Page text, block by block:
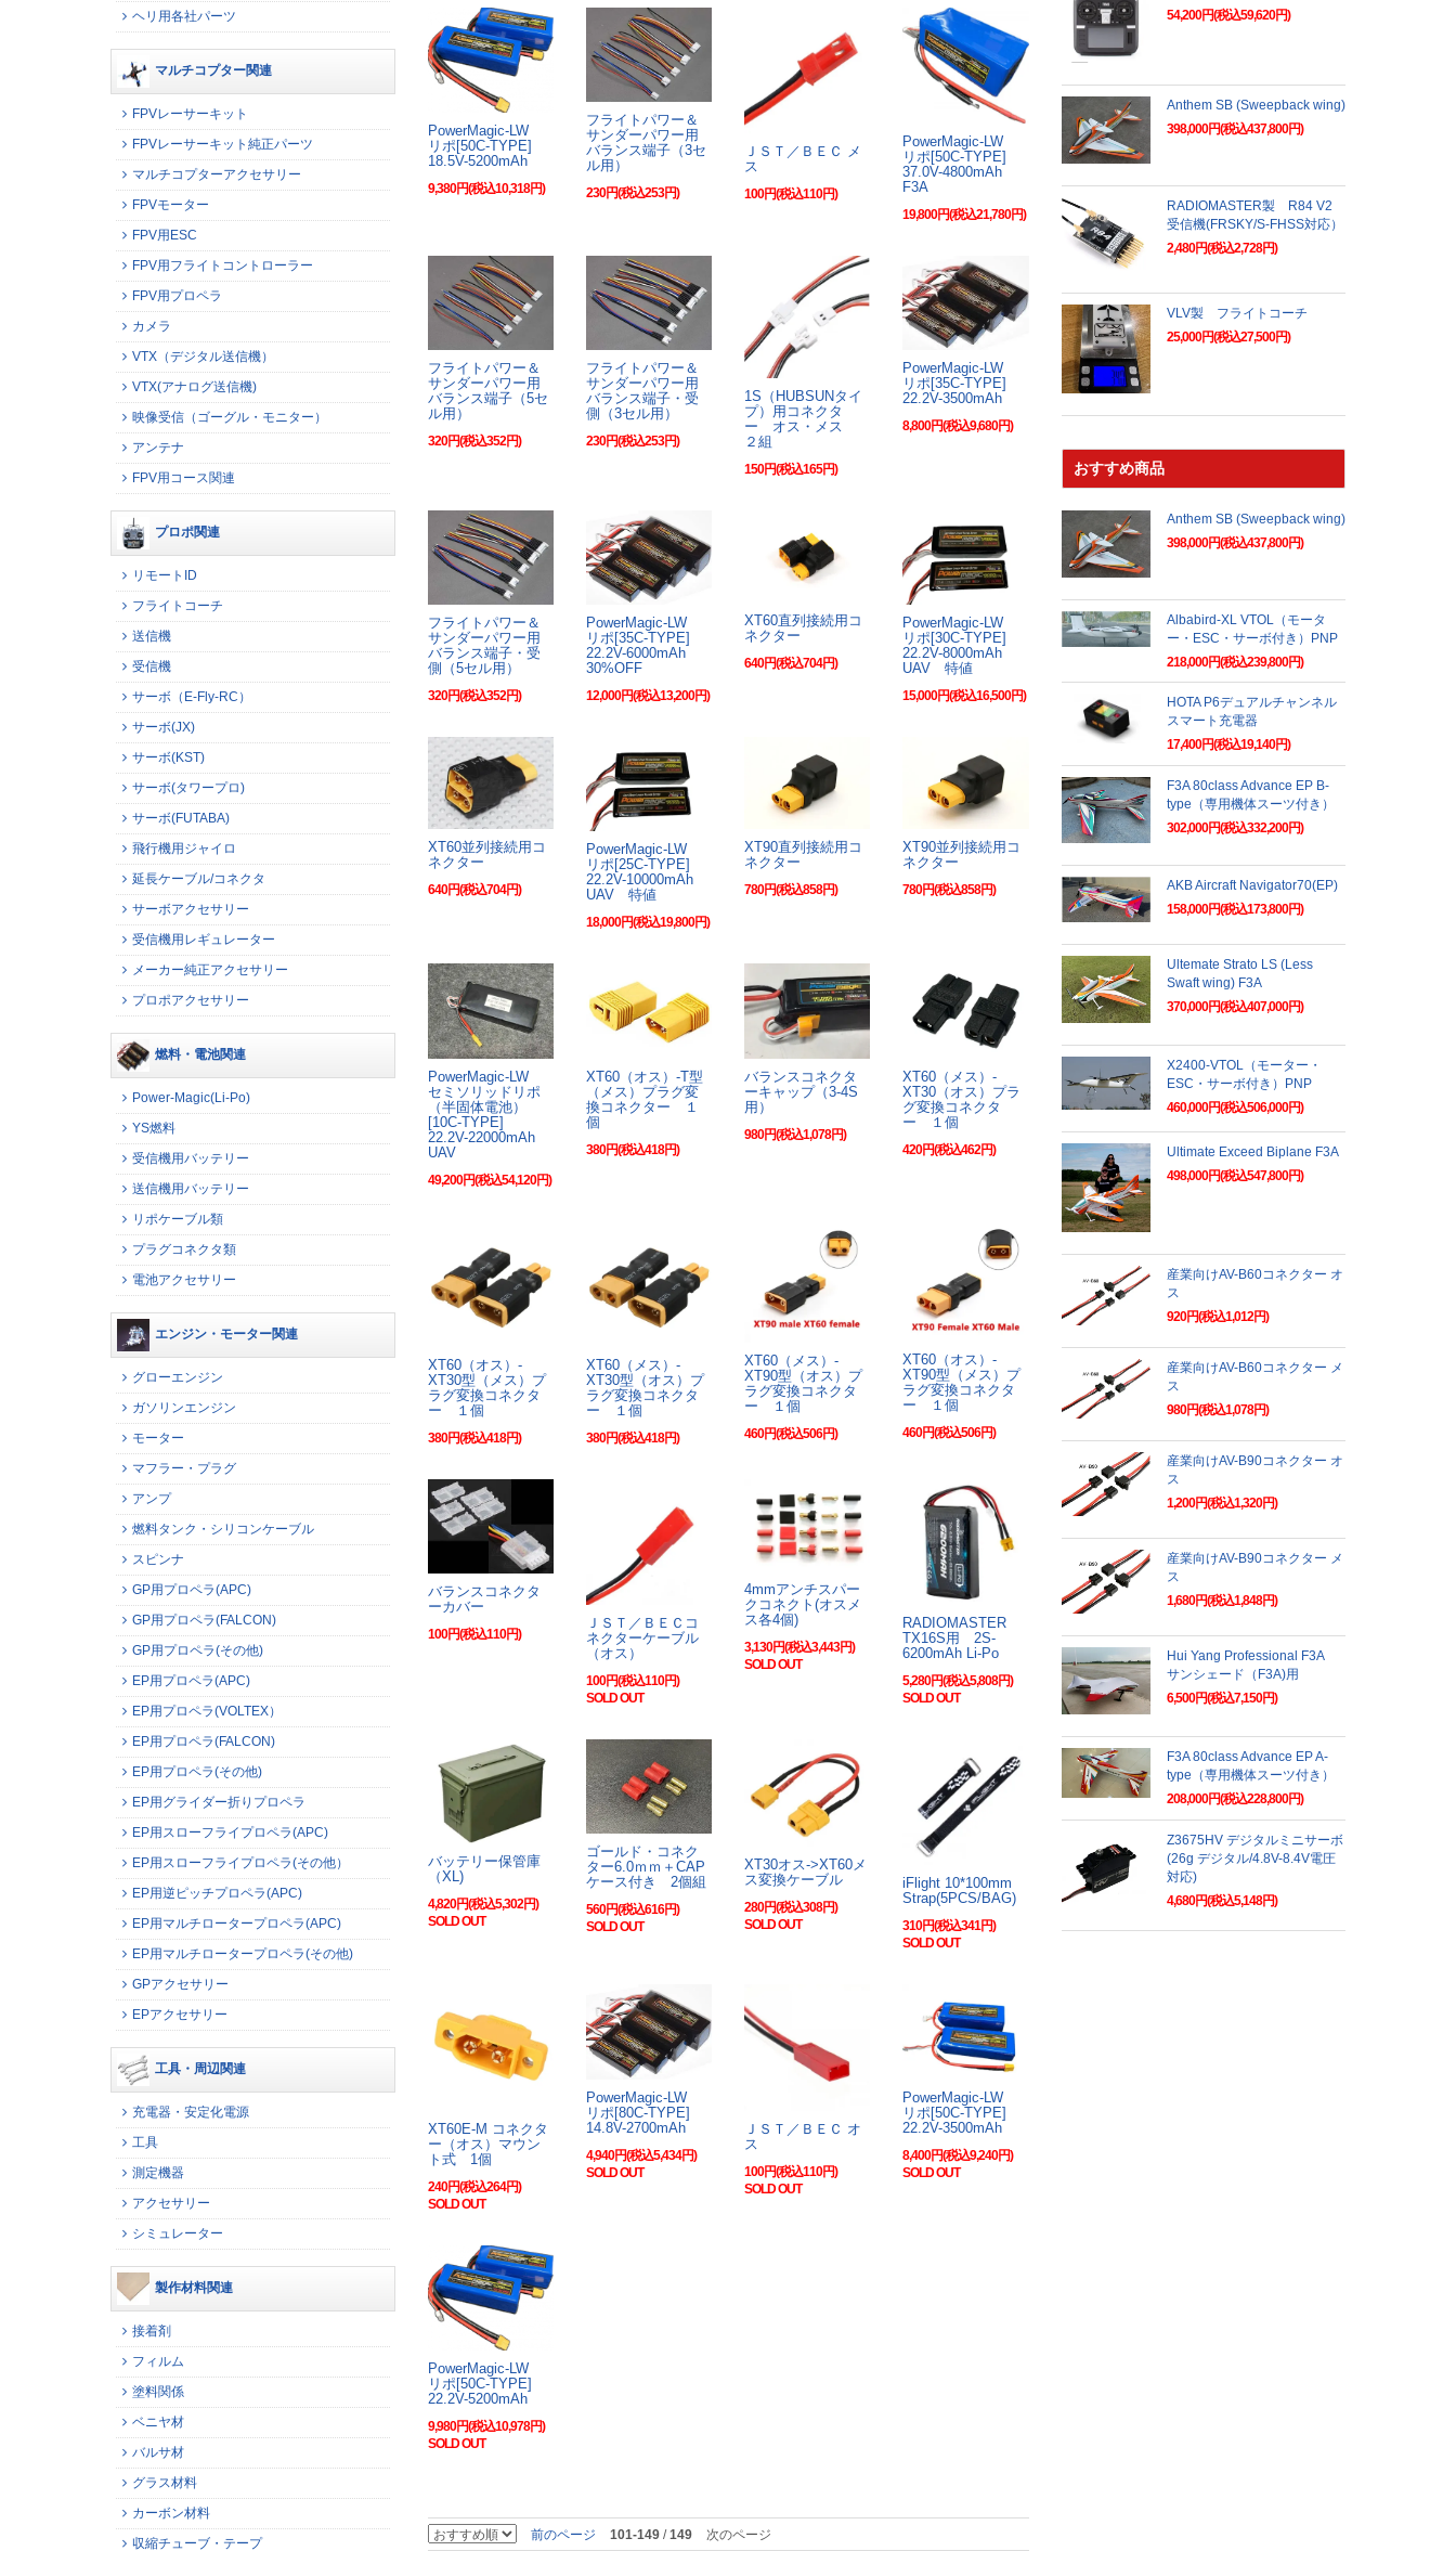
PowerMagic-LW
リポ[50C-TYPE]
18.5V-5200mAh
9,380円(税込10,318円)
フライトパワー＆
サンダーパワー用
バランス端子（3セ
ル用）
230円(税込253円)
ＪＳＴ／ＢＥＣ メ
ス
100円(税込110円)
PowerMagic-LW
リポ[50C-TYPE]
37.0V-4800mAh
F3A
19,800円(税込21,780円)
フライトパワー＆
サンダーパワー用
バランス端子（5セ
ル用）
320円(税込352円)
フライトパワー＆
サンダーパワー用
バランス端子・受
側（3セル用）
230円(税込253円)
1S（HUBSUNタイ
プ）用コネクタ
ー オス・メス
２組
150円(税込165円)
PowerMagic-LW
リポ[35C-TYPE]
22.2V-3500mAh
8,800円(税込9,680円)
フライトパワー＆
サンダーパワー用
バランス端子・受
側（5セル用）
320円(税込352円)
PowerMagic-LW
リポ[35C-TYPE]
22.2V-6000mAh
30%OFF
12,000円(税込13,200円)
XT60直列接続用コ
ネクター
640円(税込704円)
PowerMagic-LW
リポ[30C-TYPE]
22.2V-8000mAh
UAV 特値
15,000円(税込16,500円)
XT60並列接続用コ
ネクター
640円(税込704円)
PowerMagic-LW
リポ[25C-TYPE]
22.2V-10000mAh
UAV 特値
18,000円(税込19,800円)
XT90直列接続用コ
ネクター
780円(税込858円)
XT90並列接続用コ
ネクター
780円(税込858円)
PowerMagic-LW
セミソリッドリポ
（半固体電池）
[10C-TYPE]
22.2V-22000mAh
UAV
49,200円(税込54,120円)
XT60（オス）-T型
（メス）プラグ変
換コネクター １
個
380円(税込418円)
バランスコネクタ
ーキャップ（3-4S
用）
980円(税込1,078円)
XT60（メス）-
XT30（オス）プラ
グ変換コネクタ
ー １個
420円(税込462円)
XT60（オス）-
XT30型（メス）プ
ラグ変換コネクタ
ー １個
380円(税込418円)
XT60（メス）-
XT30型（オス）プ
ラグ変換コネクタ
ー １個
380円(税込418円)
XT60（メス）-
XT90型（オス）プ
ラグ変換コネクタ
ー １個
460円(税込506円)
XT60（オス）-
XT90型（メス）プ
ラグ変換コネクタ
ー １個
460円(税込506円)
バランスコネクタ
ーカバー
100円(税込110円)
ＪＳＴ／ＢＥＣコ
ネクターケーブル
（オス）
100円(税込110円)
SOLD OUT
4mmアンチスパー
クコネクト(オスメ
ス各4個)
3,130円(税込3,443円)
SOLD OUT
RADIOMASTER
TX16S用 2S-
6200mAh Li-Po
5,280円(税込5,808円)
SOLD OUT
バッテリー保管庫
（XL)
4,820円(税込5,302円)
SOLD OUT
ゴールド・コネク
ター6.0ｍｍ＋CAP
ケース付き 2個組
560円(税込616円)
SOLD OUT
XT30オス->XT60メ
ス変換ケーブル
280円(税込308円)
SOLD OUT
iFlight 10*100mm
Strap(5PCS/BAG)
310円(税込341円)
SOLD OUT
XT60E-M コネクタ
ー（オス）マウン
ト式 1個
240円(税込264円)
SOLD OUT
PowerMagic-LW
リポ[80C-TYPE]
14.8V-2700mAh
4,940円(税込5,434円)
SOLD OUT
ＪＳＴ／ＢＥＣ オ
ス
100円(税込110円)
SOLD OUT
PowerMagic-LW
リポ[50C-TYPE]
22.2V-3500mAh
8,400円(税込9,240円)
SOLD OUT
PowerMagic-LW
リポ[50C-TYPE]
22.2V-5200mAh
9,980円(税込10,978円)
SOLD OUT
前のページ 101-149 /149 次のページ
ヘリ用各社パーツ
マルチコプター関連
FPVレーサーキット
FPVレーサーキット純正パーツ
マルチコプターアクセサリー
FPVモーター
FPV用ESC
FPV用フライトコントローラー
FPV用プロペラ
カメラ
VTX（デジタル送信機）
VTX(アナログ送信機)
映像受信（ゴーグル・モニター）
アンテナ
FPV用コース関連
プロポ関連
リモートID
フライトコーチ
送信機
受信機
サーボ（E-Fly-RC）
サーボ(JX)
サーボ(KST)
サーボ(タワープロ)
サーボ(FUTABA)
飛行機用ジャイロ
延長ケーブル/コネクタ
サーボアクセサリー
受信機用レギュレーター
メーカー純正アクセサリー
プロポアクセサリー
燃料・電池関連
Power-Magic(Li-Po)
YS燃料
受信機用バッテリー
送信機用バッテリー
リポケーブル類
プラグコネクタ類
電池アクセサリー
エンジン・モーター関連
グローエンジン
ガソリンエンジン
モーター
マフラー・プラグ
アンプ
燃料タンク・シリコンケーブル
スピンナ
GP用プロペラ(APC)
GP用プロペラ(FALCON)
GP用プロペラ(その他)
EP用プロペラ(APC)
EP用プロペラ(VOLTEX）
EP用プロペラ(FALCON)
EP用プロペラ(その他)
EP用グライダー折りプロペラ
EP用スローフライプロペラ(APC)
EP用スローフライプロペラ(その他）
EP用逆ピッチプロペラ(APC)
EP用マルチロータープロペラ(APC)
EP用マルチロータープロペラ(その他)
GPアクセサリー
EPアクセサリー
工具・周辺関連
充電器・安定化電源
工具
測定機器
アクセサリー
シミュレーター
製作材料関連
接着剤
フィルム
塗料関係
ベニヤ材
バルサ材
グラス材料
カーボン材料
収縮チューブ・テープ
54,200円(税込59,620円)
Anthem SB (Sweepback wing)
398,000円(税込437,800円)
RADIOMASTER製 R84 V2
受信機(FRSKY/S-FHSS対応）
2,480円(税込2,728円)
VLV製 フライトコーチ
25,000円(税込27,500円)
おすすめ商品
Anthem SB (Sweepback wing)
398,000円(税込437,800円)
Albabird-XL VTOL（モータ
ー・ESC・サーボ付き）PNP
218,000円(税込239,800円)
HOTA P6デュアルチャンネル
スマート充電器
17,400円(税込19,140円)
F3A 80class Advance EP B-
type（専用機体スーツ付き）
302,000円(税込332,200円)
AKB Aircraft Navigator70(EP)
158,000円(税込173,800円)
Ultemate Strato LS (Less
Swaft wing) F3A
370,000円(税込407,000円)
X2400-VTOL（モーター・
ESC・サーボ付き）PNP
460,000円(税込506,000円)
Ultimate Exceed Biplane F3A
498,000円(税込547,800円)
産業向けAV-B60コネクター オ
ス
920円(税込1,012円)
産業向けAV-B60コネクター メ
ス
980円(税込1,078円)
産業向けAV-B90コネクター オ
ス
1,200円(税込1,320円)
産業向けAV-B90コネクター メ
ス
1,680円(税込1,848円)
Hui Yang Professional F3A
サンシェード（F3A)用
6,500円(税込7,150円)
F3A 80class Advance EP A-
type（専用機体スーツ付き）
208,000円(税込228,800円)
Z3675HV デジタルミニサーボ
(26g デジタル/4.8V-8.4V電圧
対応)
4,680円(税込5,148円)